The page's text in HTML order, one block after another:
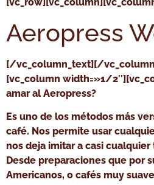
Aeropress
[/vc_column_text][/
[vc_column width=»1/
amar al Aeropress?
Es uno de los métodos más
café. Nos permite usar
nos deja imitar a casi
Desde preparaciones que por
Americanos, o cafés muy